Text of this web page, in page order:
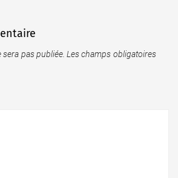
pas publiée. Les champs obligatoires